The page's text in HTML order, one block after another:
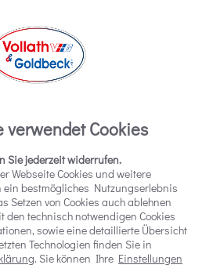
verwendet Cookies
Sie jederzeit widerrufen.
Webseite Cookies und weitere
ein bestmögliches Nutzungserlebnis
Setzen von Cookies auch ablehnen
den technisch notwendigen Cookies
sowie eine detaillierte Übersicht
Technologien finden Sie in
. Sie können Ihre Einstellungen